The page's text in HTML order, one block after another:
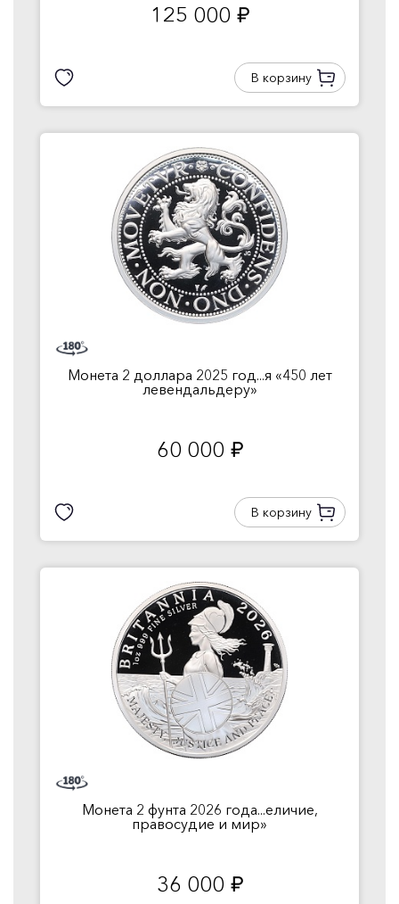
125 000 руб.
В корзину
Монета 2 доллара 2025 год...я «450 лет
левендальдеру»
60 000 руб.
В корзину
Монета 2 фунта 2026 года...еличие,
правосудие и мир»
36 000 руб.